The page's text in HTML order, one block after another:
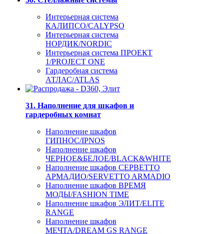
Интерьерная система
КАЛИПСО/CALYPSO
Интерьерная система
НОРДИК/NORDIC
Интерьерная система ПРОЕКТ
1/PROJECT ONE
Гардеробная система
АТЛАС/ATLAS
31. Наполнение для шкафов и
гардеробных комнат
Наполнение шкафов
ГИПНОС/IPNOS
Наполнение шкафов
ЧЕРНОЕ&БЕЛОЕ/BLACK&WHITE
Наполнение шкафов СЕРВЕТТО
АРМАДИО/SERVETTO ARMADIO
Наполнение шкафов ВРЕМЯ
МОДЫ/FASHION TIME
Наполнение шкафов ЭЛИТ/ELITE
RANGE
Наполнение шкафов
МЕЧТА/DREAM GS RANGE